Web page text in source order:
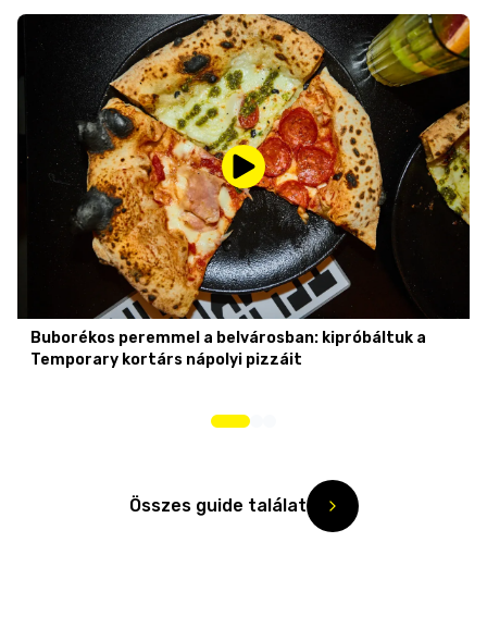
Buborékos peremmel a belvárosban: kipróbáltuk a
Temporary kortárs nápolyi pizzáit
Összes guide találat